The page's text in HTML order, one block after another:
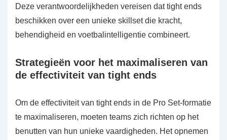
Deze verantwoordelijkheden vereisen dat tight ends
beschikken over een unieke skillset die kracht,
behendigheid en voetbalintelligentie combineert.
Strategieën voor het maximaliseren van
de effectiviteit van tight ends
Om de effectiviteit van tight ends in de Pro Set-formatie
te maximaliseren, moeten teams zich richten op het
benutten van hun unieke vaardigheden. Het opnemen